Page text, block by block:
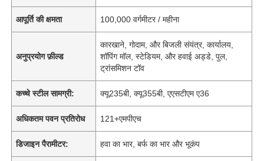
आपूर्ति की क्षमता 100,000 वर्गमीटर / महीना
अनुप्रयोग फ़ील्ड
कारखाने, गोदाम, और बिजली संयंत्र, कार्यालय,
शॉपिंग मॉल, स्टेडियम, और हवाई अड्डे, पुल,
ट्रांसमिशन टॉव
कच्चे स्टील सामग्री: क्यू235बी, क्यू355बी, एएसटीएम ए36
अधिकतम पवन प्रतिरोध 121+एमपीएच
डिजाइन पैरामीटर: हवा का भार, बर्फ का भार और भूकंप